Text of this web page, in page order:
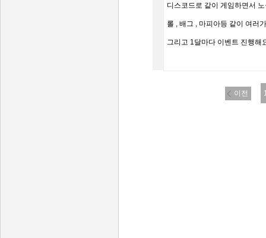
디스코드로 같이 게임하면서
롤 , 배그 , 마피아등 같이 여러
그리고 1달마다 이벤트 진행해
이전